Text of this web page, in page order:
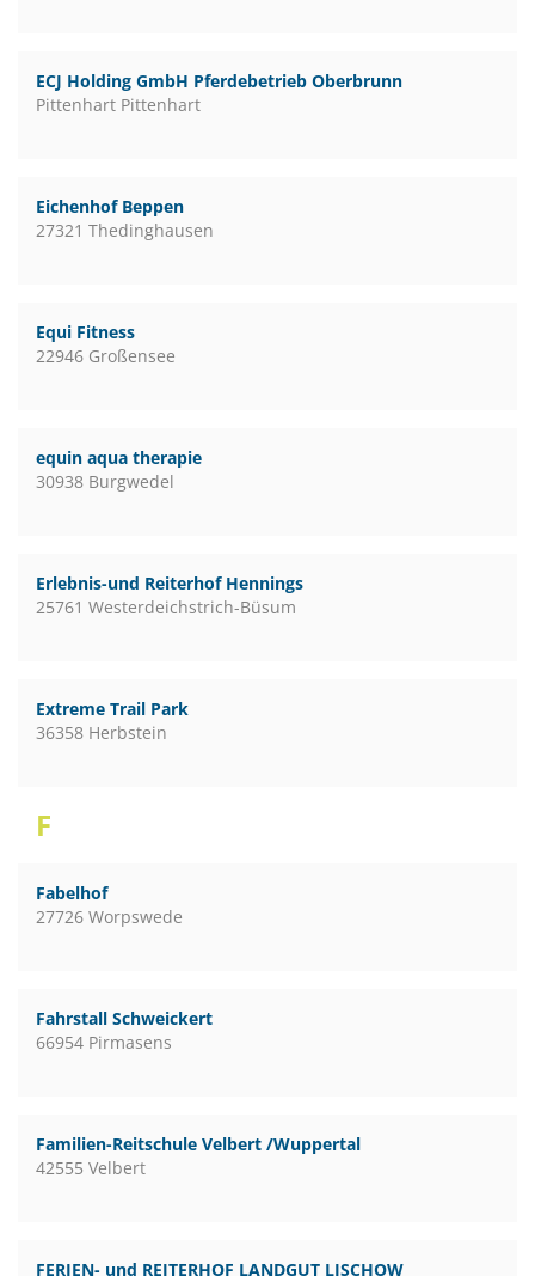
ECJ Holding GmbH Pferdebetrieb Oberbrunn
Pittenhart Pittenhart
Eichenhof Beppen
27321 Thedinghausen
Equi Fitness
22946 Großensee
equin aqua therapie
30938 Burgwedel
Erlebnis-und Reiterhof Hennings
25761 Westerdeichstrich-Büsum
Extreme Trail Park
36358 Herbstein
F
Fabelhof
27726 Worpswede
Fahrstall Schweickert
66954 Pirmasens
Familien-Reitschule Velbert /Wuppertal
42555 Velbert
FERIEN- und REITERHOF LANDGUT LISCHOW